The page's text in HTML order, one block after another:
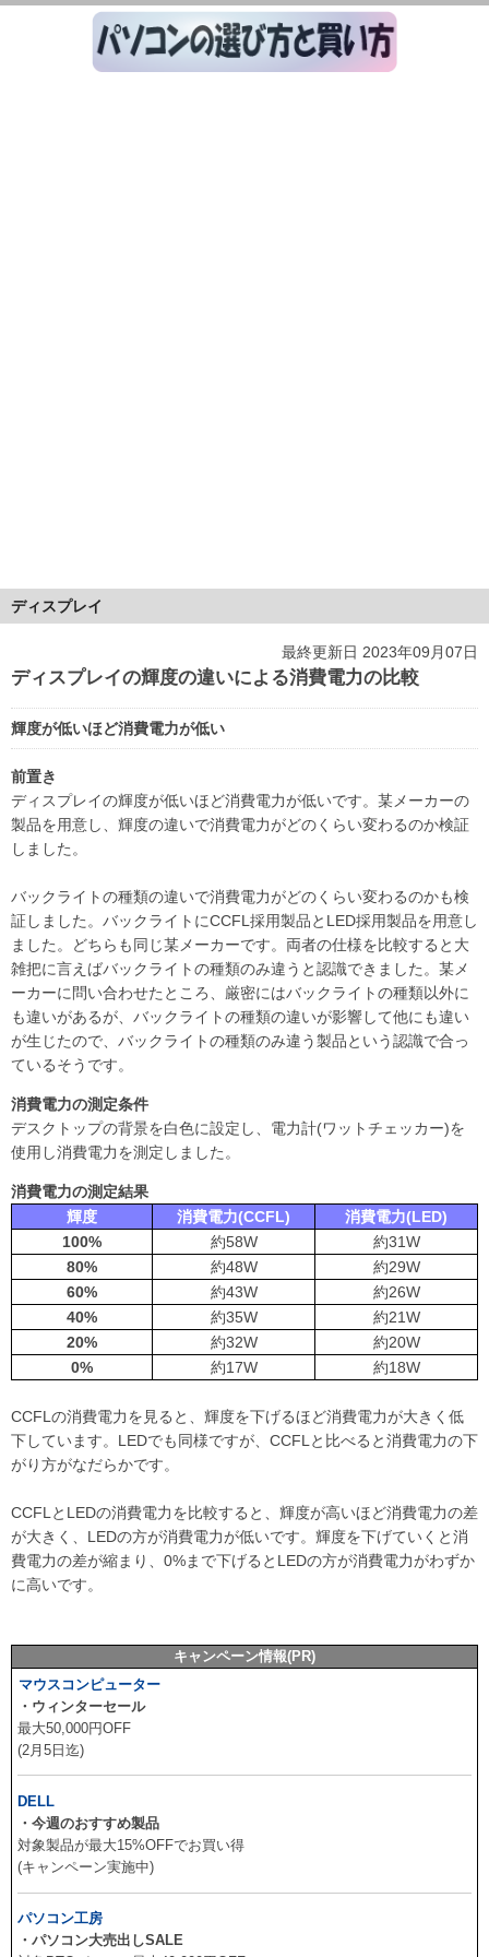
ディスプレイ
最終更新日 2023年09月07日
ディスプレイの輝度の違いによる消費電力の比較
輝度が低いほど消費電力が低い
前置き
ディスプレイの輝度が低いほど消費電力が低いです。某メーカーの
製品を用意し、輝度の違いで消費電力がどのくらい変わるのか検証
しました。
バックライトの種類の違いで消費電力がどのくらい変わるのかも検
証しました。バックライトにCCFL採用製品とLED採用製品を用意し
ました。どちらも同じ某メーカーです。両者の仕様を比較すると大
雑把に言えばバックライトの種類のみ違うと認識できました。某メ
ーカーに問い合わせたところ、厳密にはバックライトの種類以外に
も違いがあるが、バックライトの種類の違いが影響して他にも違い
が生じたので、バックライトの種類のみ違う製品という認識で合っ
ているそうです。
消費電力の測定条件
デスクトップの背景を白色に設定し、電力計(ワットチェッカー)を
使用し消費電力を測定しました。
消費電力の測定結果
輝度
消費電力(CCFL)
消費電力(LED)
100%
約58W
約31W
80%
約48W
約29W
60%
約43W
約26W
40%
約35W
約21W
20%
約32W
約20W
0%
約17W 約18W
CCFLの消費電力を見ると、輝度を下げるほど消費電力が大きく低
下しています。LEDでも同様ですが、CCFLと比べると消費電力の下
がり方がなだらかです。
CCFLとLEDの消費電力を比較すると、輝度が高いほど消費電力の差
が大きく、LEDの方が消費電力が低いです。輝度を下げていくと消
費電力の差が縮まり、0%まで下げるとLEDの方が消費電力がわずか
に高いです。
キャンペーン情報(PR)
マウスコンピューター
・ウィンターセール
最大50,000円OFF
(2月5日迄)
DELL
・今週のおすすめ製品
対象製品が最大15%OFFでお買い得
(キャンペーン実施中)
パソコン工房
・パソコン大売出しSALE